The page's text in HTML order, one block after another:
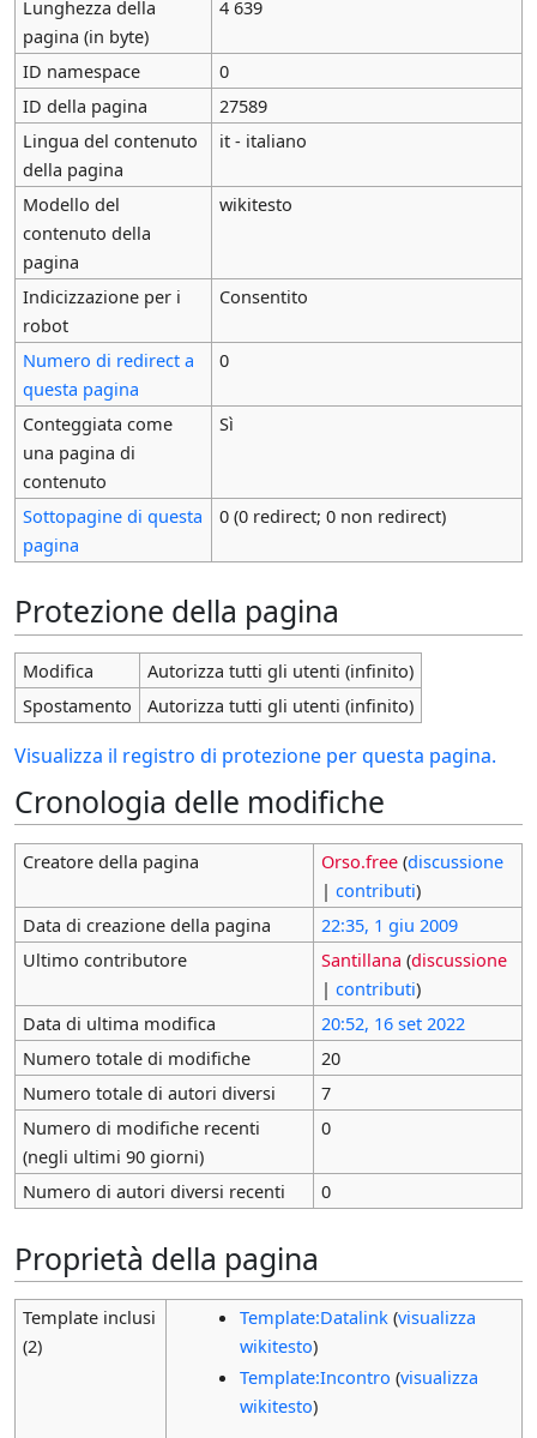
Lunghezza della
pagina (in byte)
4 639
ID namespace
0
ID della pagina
27589
Lingua del contenuto
della pagina
it - italiano
Modello del
contenuto della
pagina
wikitesto
Indicizzazione per i
robot
Consentito
Numero di redirect a
questa pagina
0
Conteggiata come
una pagina di
contenuto
Sì
Sottopagine di questa
pagina
0 (0 redirect; 0 non redirect)
Protezione della pagina
Modifica
Autorizza tutti gli utenti (infinito)
Spostamento
Autorizza tutti gli utenti (infinito)
Visualizza il registro di protezione per questa pagina.
Cronologia delle modifiche
Creatore della pagina Orso.free (discussione
| contributi)
Data di creazione della pagina
22:35, 1 giu 2009
Ultimo contributore
Santillana (discussione
| contributi)
Data di ultima modifica
20:52, 16 set 2022
Numero totale di modifiche
20
Numero totale di autori diversi
7
Numero di modifiche recenti
(negli ultimi 90 giorni)
0
Numero di autori diversi recenti 0
Proprietà della pagina
Template inclusi
(2)
Template:Datalink(visualizza
wikitesto)
Template:Incontro (visualizza
wikitesto)